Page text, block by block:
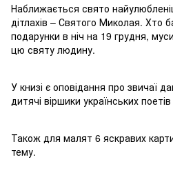
Наближається свято
дітлахів – Святого Миколая. Хто
подарунки в ніч на 19 грудня,
цю святу людину.
У книзі є оповідання про звичаї
дитячі віршики українських
Також для малят 6 яскравих
тему.